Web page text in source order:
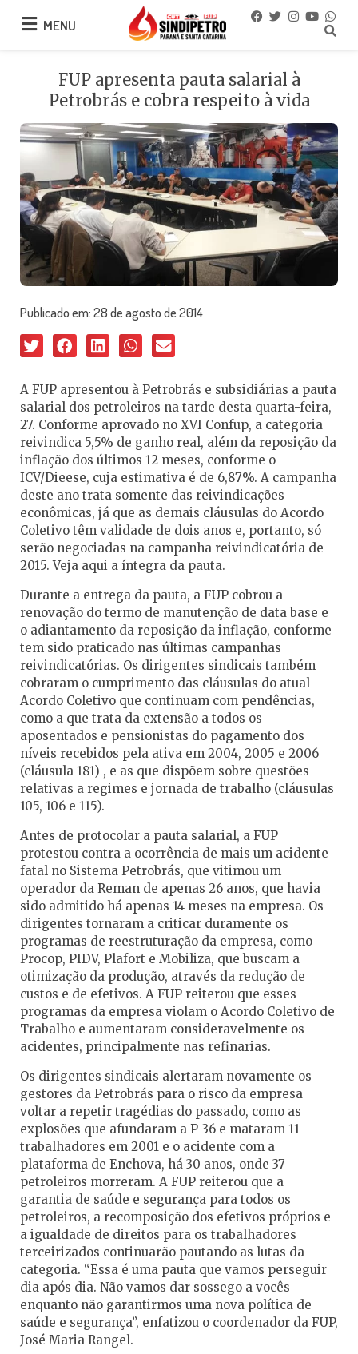
MENU
MENU
FUP apresenta pauta salarial à
Petrobrás e cobra respeito à vida
Publicado em:28 de agosto de 2014
A FUP apresentou à Petrobrás e subsidiárias a pauta
salarial dos petroleiros na tarde desta quarta-feira,
27. Conforme aprovado no XVI Confup, a categoria
reivindica 5,5% de ganho real, além da reposição da
inflação dos últimos 12 meses, conforme o
ICV/Dieese, cuja estimativa é de 6,87%. A campanha
deste ano trata somente das reivindicações
econômicas, já que as demais cláusulas do Acordo
Coletivo têm validade de dois anos e, portanto, só
serão negociadas na campanha reivindicatória de
2015. Veja aqui a íntegra da pauta.
Durante a entrega da pauta, a FUP cobrou a
renovação do termo de manutenção de data base e
o adiantamento da reposição da inflação, conforme
tem sido praticado nas últimas campanhas
reivindicatórias. Os dirigentes sindicais também
cobraram o cumprimento das cláusulas do atual
Acordo Coletivo que continuam com pendências,
como a que trata da extensão a todos os
aposentados e pensionistas do pagamento dos
níveis recebidos pela ativa em 2004, 2005 e 2006
(cláusula 181) , e as que dispõem sobre questões
relativas a regimes e jornada de trabalho (cláusulas
105, 106 e 115).
Antes de protocolar a pauta salarial, a FUP
protestou contra a ocorrência de mais um acidente
fatal no Sistema Petrobrás, que vitimou um
operador da Reman de apenas 26 anos, que havia
sido admitido há apenas 14 meses na empresa. Os
dirigentes tornaram a criticar duramente os
programas de reestruturação da empresa, como
Procop, PIDV, Plafort e Mobiliza, que buscam a
otimização da produção, através da redução de
custos e de efetivos. A FUP reiterou que esses
programas da empresa violam o Acordo Coletivo de
Trabalho e aumentaram consideravelmente os
acidentes, principalmente nas refinarias.
Os dirigentes sindicais alertaram novamente os
gestores da Petrobrás para o risco da empresa
voltar a repetir tragédias do passado, como as
explosões que afundaram a P-36 e mataram 11
trabalhadores em 2001 e o acidente com a
plataforma de Enchova, há 30 anos, onde 37
petroleiros morreram. A FUP reiterou que a
garantia de saúde e segurança para todos os
petroleiros, a recomposição dos efetivos próprios e
a igualdade de direitos para os trabalhadores
terceirizados continuarão pautando as lutas da
categoria. “Essa é uma pauta que vamos perseguir
dia após dia. Não vamos dar sossego a vocês
enquanto não garantirmos uma nova política de
saúde e segurança”, enfatizou o coordenador da FUP,
José Maria Rangel.